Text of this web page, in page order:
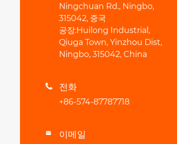
Ningchuan Rd., Ningbo,
315042, 중국
공장:Huilong Industrial,
Qiuga Town, Yinzhou Dist,
Ningbo, 315042, China
 전화
+86-574-87787718
 이메일